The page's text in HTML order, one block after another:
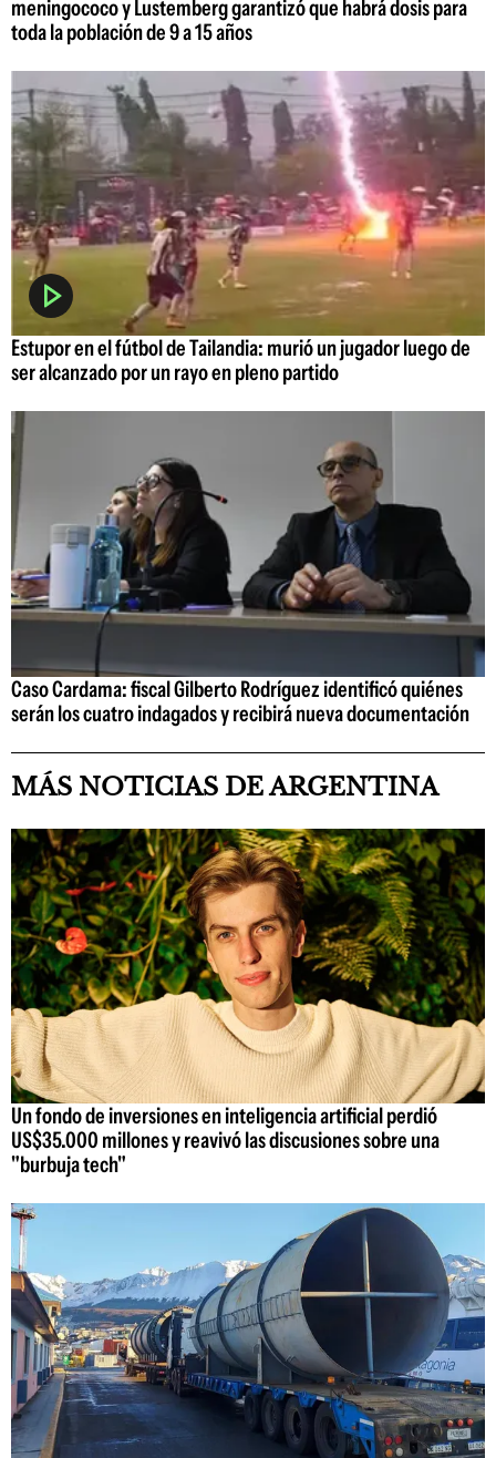
meningococo y Lustemberg garantizó que habrá dosis para
toda la población de 9 a 15 años
Estupor en el fútbol de Tailandia: murió un jugador luego de
ser alcanzado por un rayo en pleno partido
Caso Cardama: fiscal Gilberto Rodríguez identificó quiénes
serán los cuatro indagados y recibirá nueva documentación
MÁS NOTICIAS DE ARGENTINA
Un fondo de inversiones en inteligencia artificial perdió
US$35.000 millones y reavivó las discusiones sobre una
"burbuja tech"